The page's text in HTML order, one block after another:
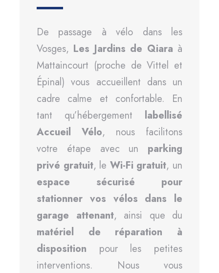
De passage à vélo dans les
Vosges, Les Jardins de Qiara à
Mattaincourt (proche de Vittel et
Épinal) vous accueillent dans un
cadre calme et confortable. En
tant qu’hébergement labellisé
Accueil Vélo, nous facilitons
votre étape avec un parking
privé gratuit, le Wi-Fi gratuit, un
espace sécurisé pour
stationner vos vélos dans le
garage attenant, ainsi que du
matériel de réparation à
disposition pour les petites
interventions. Nous vous